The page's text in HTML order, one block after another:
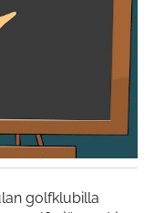
golfklubilla